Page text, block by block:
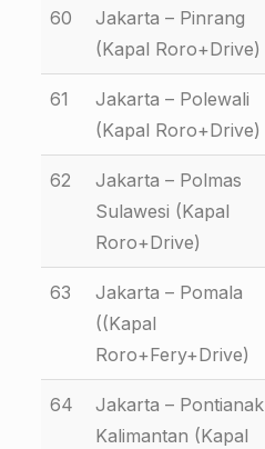
60
Jakarta – Pinrang
(Kapal Roro+Drive)
61
Jakarta – Polewali
(Kapal Roro+Drive)
62
Jakarta – Polmas
Sulawesi (Kapal
Roro+Drive)
63
Jakarta – Pomala
((Kapal
Roro+Fery+Drive)
64
Jakarta – Pontianak
Kalimantan (Kapal